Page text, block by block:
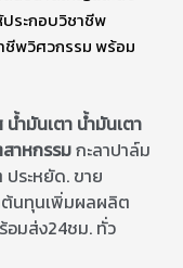
ระกอบวิชาชีพ
พวิศวกรรม พร้อม
น้ำมันเตา น้ำมันเตา
าหกรรมกะลาปาล์ม
ระหยัด. ขาย
นทุนเพิ่มผลผลิต
อมส่ง24ชม. ทั่ว